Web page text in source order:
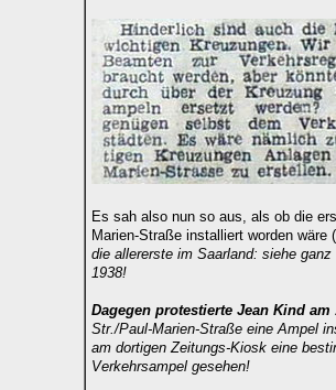
Es sah also nun so aus, als ob die
Marien-Straße installiert worden wäre
die allererste im Saarland: siehe
1938!
Dagegen protestierte Jean Kind am
Str./Paul-Marien-Straße eine Ampel
am dortigen Zeitungs-Kiosk eine
Verkehrsampel gesehen!